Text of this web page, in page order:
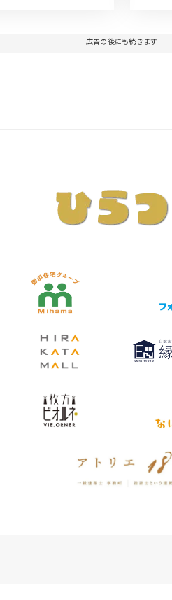
広告の後にも続きます